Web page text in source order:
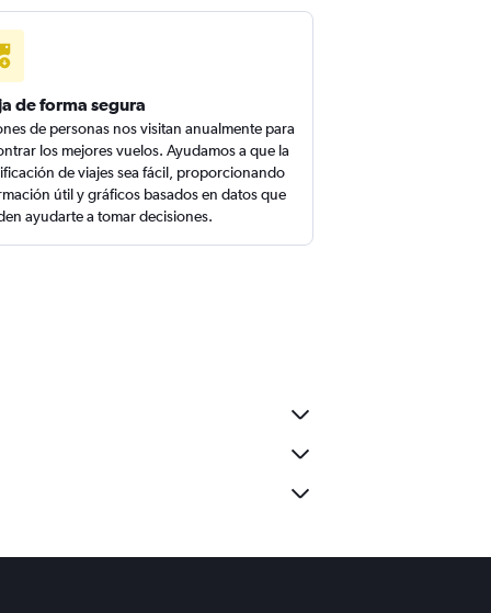
de forma segura
de personas nos visitan anualmente para
los mejores vuelos. Ayudamos a que la
de viajes sea fácil, proporcionando
útil y gráficos basados en datos que
ayudarte a tomar decisiones.